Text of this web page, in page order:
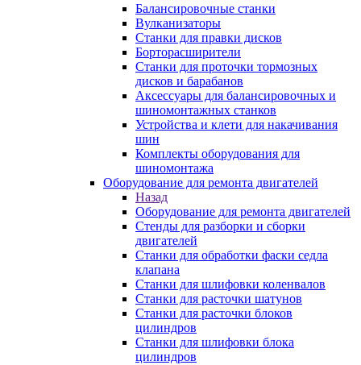
Балансировочные станки
Вулканизаторы
Станки для правки дисков
Борторасширители
Станки для проточки тормозных
дисков и барабанов
Аксессуары для балансировочных и
шиномонтажных станков
Устройства и клети для накачивания
шин
Комплекты оборудования для
шиномонтажа
Оборудование для ремонта двигателей
Назад
Оборудование для ремонта двигателей
Стенды для разборки и сборки
двигателей
Станки для обработки фаски седла
клапана
Станки для шлифовки коленвалов
Станки для расточки шатунов
Станки для расточки блоков
цилиндров
Станки для шлифовки блока
цилиндров